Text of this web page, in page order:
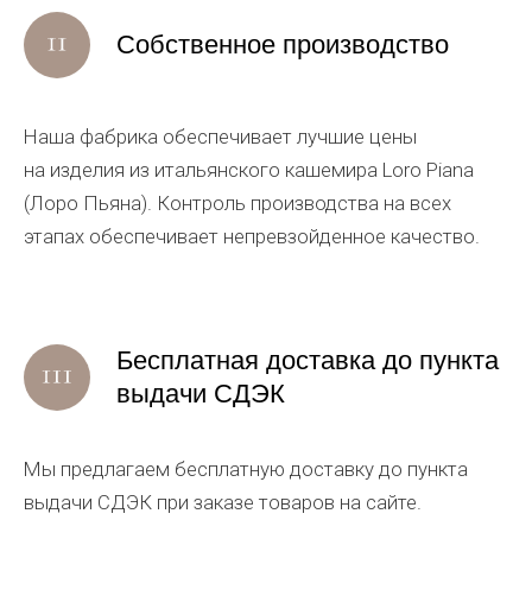
Мы предлагаем помощь в выборе размера, скидки
на топовые позиции, быстрый возврат, если топ
Вам не подошел, и бесплатную доставку по России